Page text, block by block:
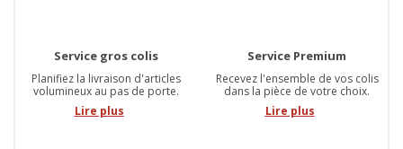
Service gros colis
Planifiez la livraison d'articles
volumineux au pas de porte.
Lire plus
Service Premium
Recevez l'ensemble de vos colis
dans la pièce de votre choix.
Lire plus